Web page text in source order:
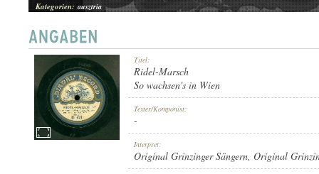
JÓDLI
1907 KÖRÜL
Kategorien: ausztria
Titel:
Ridel-Marsch
So wachsen's in Wien
Texter/Komponist:
-
Interpret:
Original Grinzinger Sängern, Original